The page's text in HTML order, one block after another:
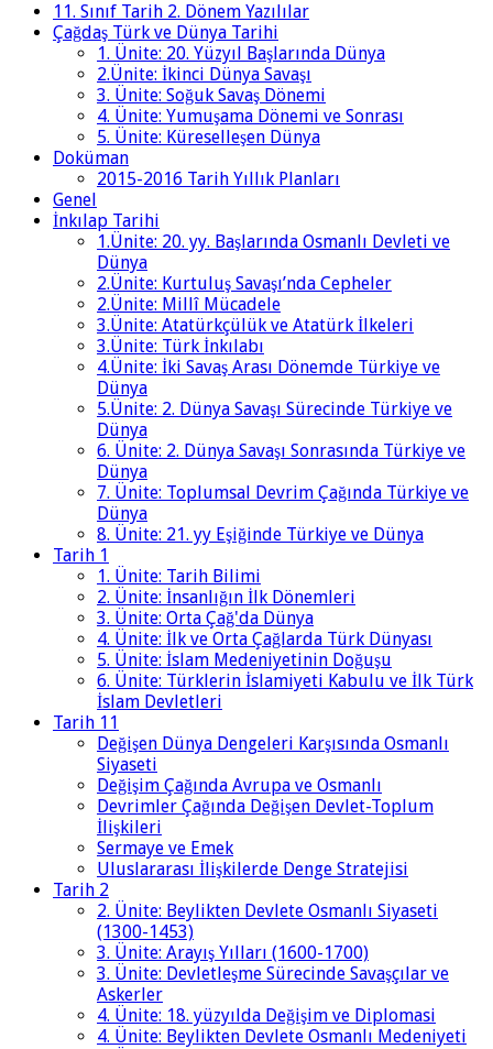
11. Sınıf Tarih 2. Dönem Yazılılar
Çağdaş Türk ve Dünya Tarihi
1. Ünite: 20. Yüzyıl Başlarında Dünya
2.Ünite: İkinci Dünya Savaşı
3. Ünite: Soğuk Savaş Dönemi
4. Ünite: Yumuşama Dönemi ve Sonrası
5. Ünite: Küreselleşen Dünya
Doküman
2015-2016 Tarih Yıllık Planları
Genel
İnkılap Tarihi
1.Ünite: 20. yy. Başlarında Osmanlı Devleti ve
Dünya
2.Ünite: Kurtuluş Savaşı’nda Cepheler
2.Ünite: Millî Mücadele
3.Ünite: Atatürkçülük ve Atatürk İlkeleri
3.Ünite: Türk İnkılabı
4.Ünite: İki Savaş Arası Dönemde Türkiye ve
Dünya
5.Ünite: 2. Dünya Savaşı Sürecinde Türkiye ve
Dünya
6. Ünite: 2. Dünya Savaşı Sonrasında Türkiye ve
Dünya
7. Ünite: Toplumsal Devrim Çağında Türkiye ve
Dünya
8. Ünite: 21. yy Eşiğinde Türkiye ve Dünya
Tarih 1
1. Ünite: Tarih Bilimi
2. Ünite: İnsanlığın İlk Dönemleri
3. Ünite: Orta Çağ'da Dünya
4. Ünite: İlk ve Orta Çağlarda Türk Dünyası
5. Ünite: İslam Medeniyetinin Doğuşu
6. Ünite: Türklerin İslamiyeti Kabulu ve İlk Türk
İslam Devletleri
Tarih 11
Değişen Dünya Dengeleri Karşısında Osmanlı
Siyaseti
Değişim Çağında Avrupa ve Osmanlı
Devrimler Çağında Değişen Devlet-Toplum
İlişkileri
Sermaye ve Emek
Uluslararası İlişkilerde Denge Stratejisi
Tarih 2
2. Ünite: Beylikten Devlete Osmanlı Siyaseti
(1300-1453)
3. Ünite: Arayış Yılları (1600-1700)
3. Ünite: Devletleşme Sürecinde Savaşçılar ve
Askerler
4. Ünite: 18. yüzyılda Değişim ve Diplomasi
4. Ünite: Beylikten Devlete Osmanlı Medeniyeti